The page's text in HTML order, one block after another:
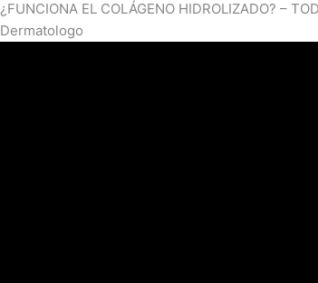
¿FUNCIONA EL COLÁGENO HIDROLIZADO? –
Dermatologo